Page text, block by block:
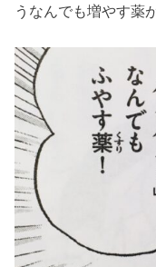
うなんでも増やす薬